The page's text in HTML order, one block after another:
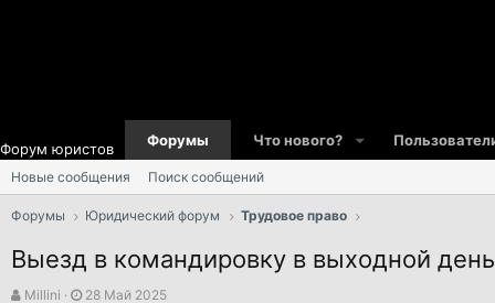
Форум юристов Форумы Что нового?
Новые сообщения Поиск сообщений
Форумы Юридический форум Трудовое право
Выезд в командировку в выходной
А
Millini
Д
28 Май 2025